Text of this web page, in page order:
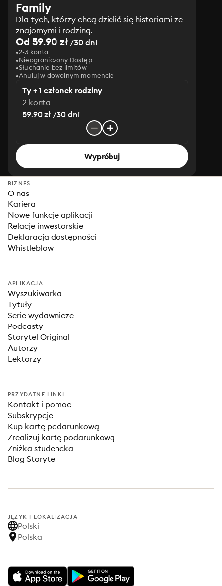
Family
Dla tych, którzy chcą dzielić się historiami ze
znajomymi i rodziną.
Od 59.90 zł/30 dni
2-3 konta
Nieograniczony Dostęp
Słuchanie bez limitów
Anuluj w dowolnym momencie
Ty + 1 członek rodziny
2 konta
59.90 zł /30 dni
Wypróbuj
BIZNES
O nas
Kariera
Nowe funkcje aplikacji
Relacje inwestorskie
Deklaracja dostępności
Whistleblow
APLIKACJA
Wyszukiwarka
Tytuły
Serie wydawnicze
Podcasty
Storytel Original
Autorzy
Lektorzy
PRZYDATNE LINKI
Kontakt i pomoc
Subskrypcje
Kup kartę podarunkową
Zrealizuj kartę podarunkową
Zniżka studencka
Blog Storytel
JĘZYK I LOKALIZACJA
Polski
Polska